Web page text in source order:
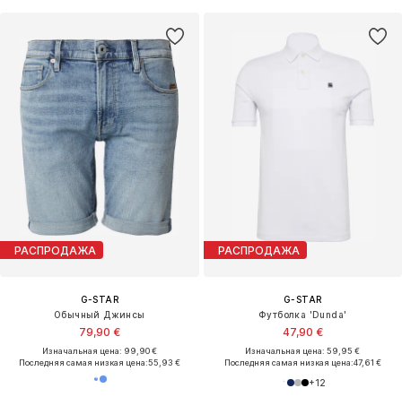
РАСПРОДАЖА
G-STAR
Обычный Джинсы
79,90 €
Изначальная цена: 99,90 €
Последняя самая низкая цена:55,93 €
РАСПРОДАЖА
G-STAR
Футболка 'Dunda'
47,90 €
Изначальная цена: 59,95 €
Последняя самая низкая цена:47,61 €
+12